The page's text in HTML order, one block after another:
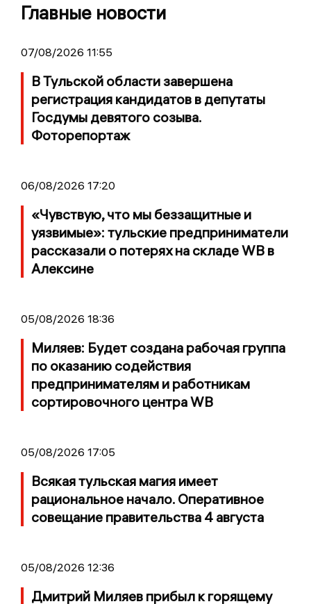
Главные новости
07/08/2026 11:55
В Тульской области завершена
регистрация кандидатов в депутаты
Госдумы девятого созыва.
Фоторепортаж
06/08/2026 17:20
«Чувствую, что мы беззащитные и
уязвимые»: тульские предприниматели
рассказали о потерях на складе WB в
Алексине
05/08/2026 18:36
Миляев: Будет создана рабочая группа
по оказанию содействия
предпринимателям и работникам
сортировочного центра WB
05/08/2026 17:05
Всякая тульская магия имеет
рациональное начало. Оперативное
совещание правительства 4 августа
05/08/2026 12:36
Дмитрий Миляев прибыл к горящему